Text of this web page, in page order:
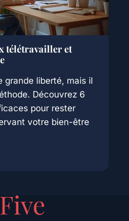
télétravailler et
grande liberté, mais il
Découvrez 6
pour rester
votre bien-être